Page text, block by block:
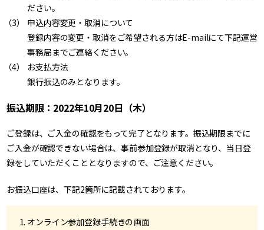
ださい。
申込内容変更・取消について
登録内容の変更・取消をご希望される方はE-mailにて下記運営
事務局までご連絡ください。
お支払方法
銀行振込のみとなります。
振込期限：2022年10月20日（木）
ご登録は、ご入金の確認をもって完了となります。振込期限までに
ご入金が確認できない場合は、事前参加登録が取消となり、当日登
録をしていただくこととなりますので、ご注意ください。
お振込口座は、下記2箇所に記載されております。
オンライン参加登録手続きの画面